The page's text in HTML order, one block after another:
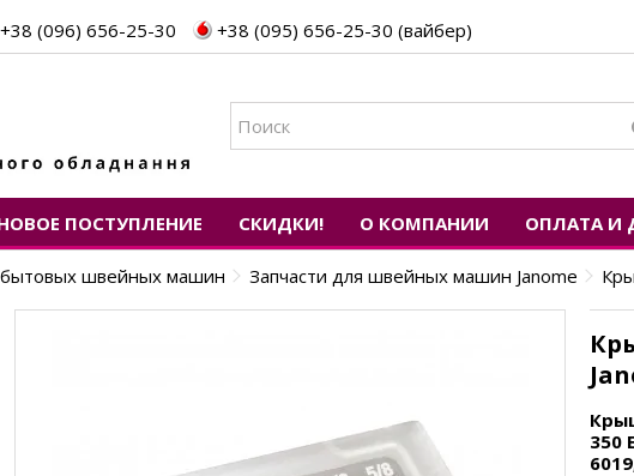
+38 (096) 656-25-30 +38 (095) 656-25-30 (вайбер)
ПОСТУПЛЕНИЕ СКИДКИ! О КОМПАНИИ ОПЛАТА И
бытовых швейных машин Запчасти для швейных машин Janome
350